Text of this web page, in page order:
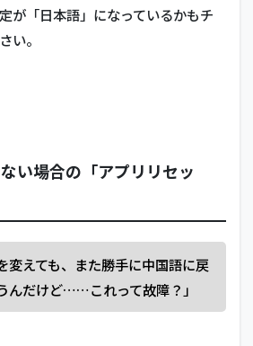
が「日本語」になっているかもチ
い。
い場合の「アプリリセッ
変えても、また勝手に中国語に戻
んだけど……これって故障？」